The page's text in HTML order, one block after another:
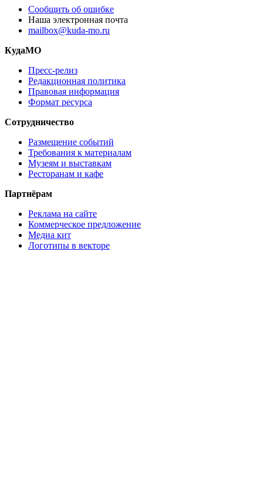
Сообщить об ошибке
Наша электронная почта
mailbox@kuda-mo.ru
КудаМО
Пресс-релиз
Редакционная политика
Правовая информация
Формат ресурса
Сотрудничество
Размещение событий
Требования к материалам
Музеям и выставкам
Ресторанам и кафе
Партнёрам
Реклама на сайте
Коммерческое предложение
Медиа кит
Логотипы в векторе